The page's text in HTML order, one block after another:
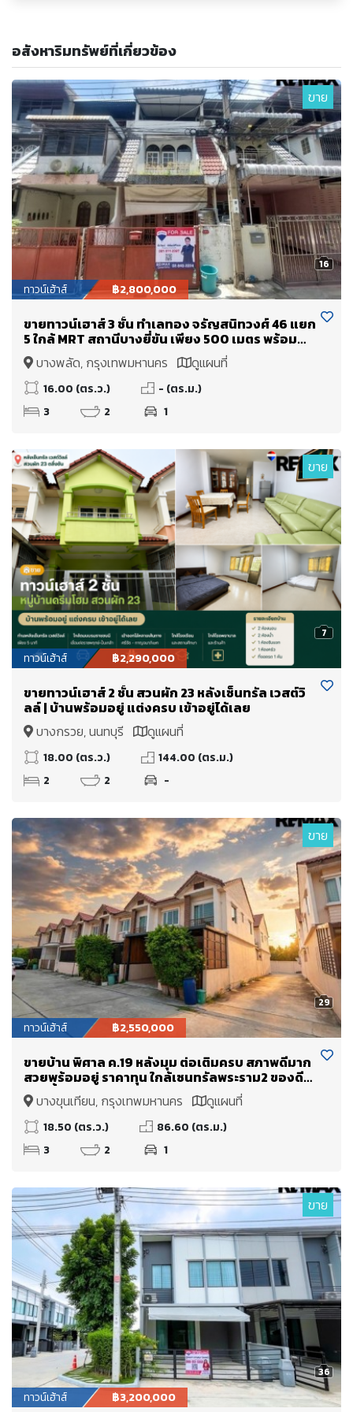
อสังหาริมทรัพย์ที่เกี่ยวข้อง
16
ขาย
ทาวน์เฮ้าส์ ฿2,800,000
ขายทาวน์เฮาส์ 3 ชั้น ทำเลทอง จรัญสนิทวงศ์ 46 แยก
5 ใกล้ MRT สถานีบางยี่ขัน เพียง 500 เมตร พร้อม
อยู่!บางพลัด, กรุงเทพมหานคร ดูแผนที่
16.00 (ตร.ว.)
- (ตร.ม.)
3
2 1
7
ขาย
ทาวน์เฮ้าส์ ฿2,290,000
ขายทาวน์เฮาส์ 2 ชั้น สวนผัก 23 หลังเซ็นทรัล เวสต์วิ
ลล์ | บ้านพร้อมอยู่ แต่งครบ เข้าอยู่ได้เลย
บางกรวย, นนทบุรี
ดูแผนที่
18.00 (ตร.ว.)
144.00 (ตร.ม.)
2
2 -
29
ขาย
ทาวน์เฮ้าส์ ฿2,550,000
ขายบ้าน พิศาล ค.19 หลังมุม ต่อเติมครบ สภาพดีมาก
สวยพร้อมอยู่ ราคาทุน ใกล้เซนทรัลพระราม2 ของดีมี
หลังนี้หลังเดียว
บางขุนเทียน, กรุงเทพมหานคร ดูแผนที่
18.50 (ตร.ว.)
86.60 (ตร.ม.)
3
2 1
36
ขาย
ทาวน์เฮ้าส์ ฿3,200,000